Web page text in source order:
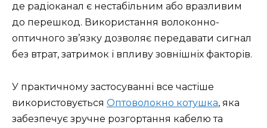
де радіоканал є нестабільним або вразливим
до перешкод. Використання волоконно-
оптичного зв’язку дозволяє передавати сигнал
без втрат, затримок і впливу зовнішніх факторів.
У практичному застосуванні все частіше
використовується Оптоволокно котушка, яка
забезпечує зручне розгортання кабелю та